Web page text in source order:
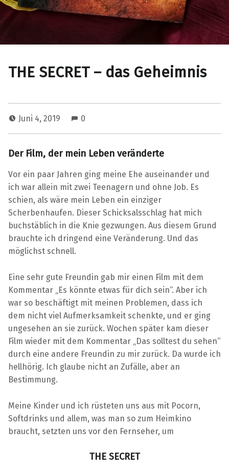
THE SECRET – das Geheimnis
Juni 4, 2019
0
H
R
U
O
N
I
S
E
Der Film, der mein Leben veränderte
Vor ein paar Jahren ging meine Ehe auseinander und
ich war allein mit zwei Teenagern und ohne Job. Es
schien, als wäre mein Leben ein einziger
Scherbenhaufen. Dieser Schicksalsschlag hat mich
buchstäblich in die Knie gezwungen. Aus diesem Grund
brauchte ich dringend eine Veränderung. Und das
möglichst schnell.
Eine sehr gute Freundin gab mir einen Film mit dem
Kommentar „Es könnte etwas für dich sein“. Aber ich
war so beschäftigt mit meinen Problemen, dass ich
dem nicht viel Aufmerksamkeit schenkte, und er ging
ungesehen an sie zurück. Wochen später kam dieser
Film wieder mit dem Kommentar „Das solltest du sehen“
durch eine andere Freundin zu mir zurück. Da wurde ich
hellhörig. Ich glaube nicht an Zufälle, aber an
Bestimmung.
Meine Kinder und ich rüsteten uns aus mit Pocorn,
Softdrinks und allem, was man so zum Heimkino
braucht, setzten uns vor den Fernseher, um
THE SECRET